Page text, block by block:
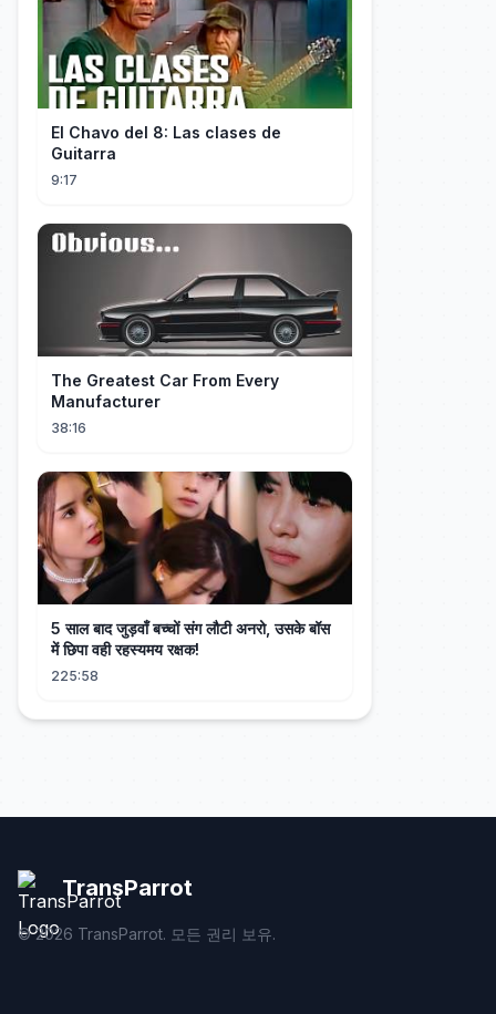
El Chavo del 8: Las clases de
Guitarra
9:17
The Greatest Car From Every
Manufacturer
38:16
5 साल बाद जुड़वाँ बच्चों संग लौटी अनरो, उसके बॉस
में छिपा वही रहस्यमय रक्षक!
225:58
TransParrot
©2026 TransParrot. 모든 권리 보유.